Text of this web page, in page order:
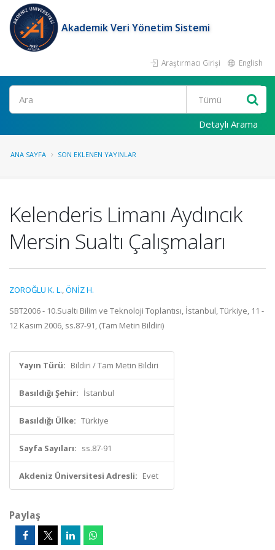
Akademik Veri Yönetim Sistemi
Araştırmacı Girişi English
Ara
Detaylı Arama
ANA SAYFA SON EKLENEN YAYINLAR
Kelenderis Limanı Aydıncık
Mersin Sualtı Çalışmaları
ZOROĞLU K. L.,ÖNİZ H.
SBT2006 - 10.Sualtı Bilim ve Teknoloji Toplantısı, İstanbul, Türkiye, 11 -
12 Kasım 2006, ss.87-91, (Tam Metin Bildiri)
Yayın Türü: Bildiri / Tam Metin Bildiri
Basıldığı Şehir: İstanbul
Basıldığı Ülke: Türkiye
Sayfa Sayıları: ss.87-91
Akdeniz Üniversitesi Adresli: Evet
Paylaş